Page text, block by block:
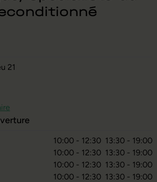
21
10:00 - 12:30 13:30 - 19:00
10:00 - 12:30 13:30 - 19:00
10:00 - 12:30 13:30 - 19:00
10:00 - 12:30 13:30 - 19:00